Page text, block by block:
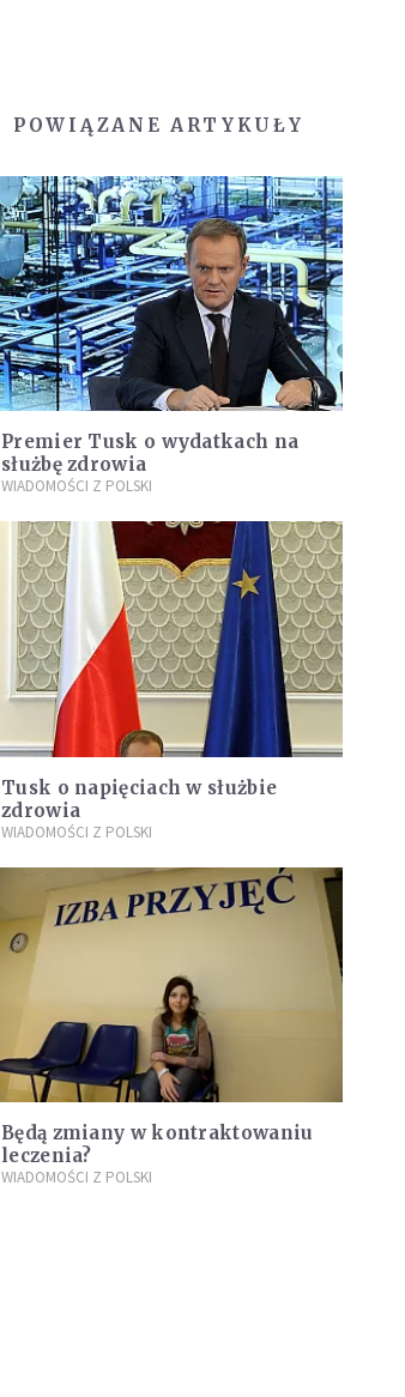
POWIĄZANE ARTYKUŁY
Premier Tusk o wydatkach na
służbę zdrowia
WIADOMOŚCI Z POLSKI
Tusk o napięciach w służbie
zdrowia
WIADOMOŚCI Z POLSKI
Będą zmiany w kontraktowaniu
leczenia?
WIADOMOŚCI Z POLSKI